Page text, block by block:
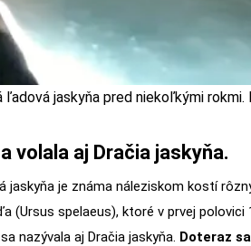
ľadová jaskyňa pred niekoľkými rokmi.
volala aj Dračia jaskyňa.
jaskyňa je známa náleziskom kostí
(Ursus spelaeus), ktoré v prvej
nazývala aj Dračia jaskyňa. Doteraz